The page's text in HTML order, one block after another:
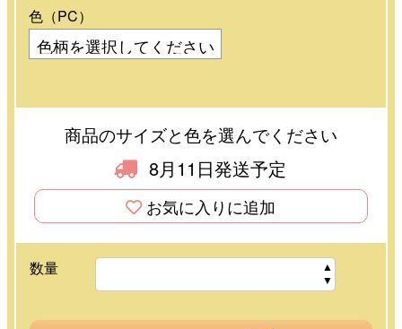
色（PC）
商品のサイズと色を選んでください
8月11日発送予定
お気に入りに追加
数量